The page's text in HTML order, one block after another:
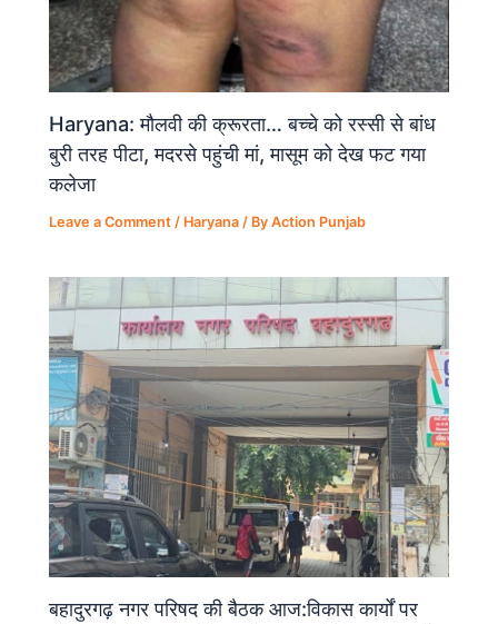
Haryana: मौलवी की क्रूरता… बच्चे को रस्सी से बांध
बुरी तरह पीटा, मदरसे पहुंची मां, मासूम को देख फट गया
कलेजा
Leave a Comment / Haryana / ByAction Punjab
बहादुरगढ़ नगर परिषद की बैठक आज:विकास कार्यों पर